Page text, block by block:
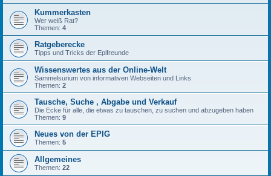
Kummerkasten
Wer weiß Rat?
Themen: 4
Ratgeberecke
Tipps und Tricks der Epifreunde
Wissenswertes aus der Online-Welt
Sammelsurium von informativen Webseiten und Links
Themen: 2
Tausche, Suche , Abgabe und Verkauf
Die Ecke für alle, die etwas zu tauschen, zu suchen und abzugeben haben
Themen: 9
Neues von der EPIG
Themen: 5
Allgemeines
Themen: 22